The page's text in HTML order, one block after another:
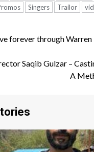
Singers Trailor
forever through Warren
Saqib Gulzar –
A